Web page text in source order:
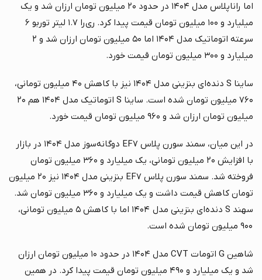
اما راناپلاس مدل ۱۴۰۴ در حدود ۲۰ میلیون تومان ارزان شد و یک
میلیارد و ۱۰۰ میلیون تومان قیمت پیدا کرد. ری‌را ۱.۷ لیتر توربو ۶
سرعته اتوماتیک مدل ۱۴۰۴ اما ۵۰ میلیون تومان ارزان شد و ۲
میلیارد و ۳۰۰ میلیون تومان قیمت خورد.
ساینا S دنده‌ای بنزینی مدل ۱۴۰۴ نیز با کاهش ۴۰ میلیون تومانی،
۷۶۰ میلیون تومان شده است. ساینا S اتوماتیک مدل ۱۴۰۴ هم ۲۰
میلیون تومان ارزان شد و ۹۶۰ میلیون تومان قیمت خورد.
در این میان، سمند سورن پلاس EF۷ دوگانه‌سوز مدل ۱۴۰۴ در بازار
با افزایش ۲۰ میلیون تومانی، یک میلیارد و ۳۶۰ میلیون تومان
فروخته شد. سمند سورن پلاس EF۷ بنزینی مدل ۱۴۰۴ نیز ۲۰ میلیون
تومان کاهش قیمت داشت و یک میلیارد و ۳۶۰ میلیون تومان شد.
سهند S دنده‌ای بنزینی مدل ۱۴۰۴ اما با کاهش ۵ میلیون تومانی،
شاهین G اتومات CVT مدل ۱۴۰۴ در حدود ۱۰ میلیون تومان ارزان
شد و یک میلیارد و ۴۹۰ میلیون تومان قیمت پیدا کرد. در همین